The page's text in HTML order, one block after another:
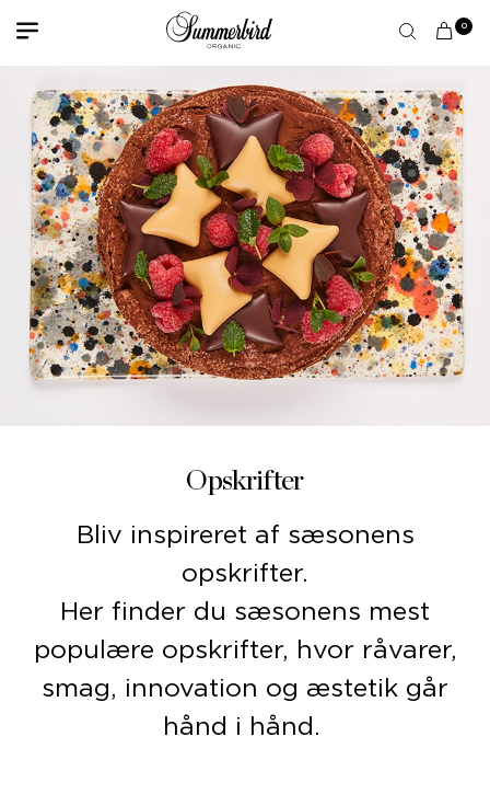
Opskrifter
Bliv inspireret af sæsonens
opskrifter.
Her finder du sæsonens mest
populære opskrifter, hvor råvarer,
smag, innovation og æstetik går
hånd i hånd.
0